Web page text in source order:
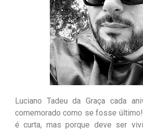
Luciano Tadeu da Graça cada
comemorado como se fosse
é curta, mas porque deve ser